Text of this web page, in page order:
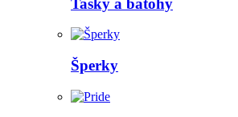
Šperky